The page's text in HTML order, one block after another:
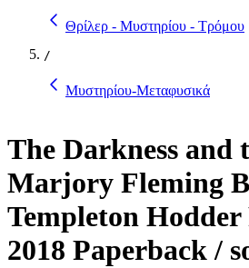
Θρίλερ - Μυστηρίου - Τρόμου
/
Μυστηρίου-Μεταφυσικά
The Darkness and
Marjory Fleming
Templeton
2018 Paperback /